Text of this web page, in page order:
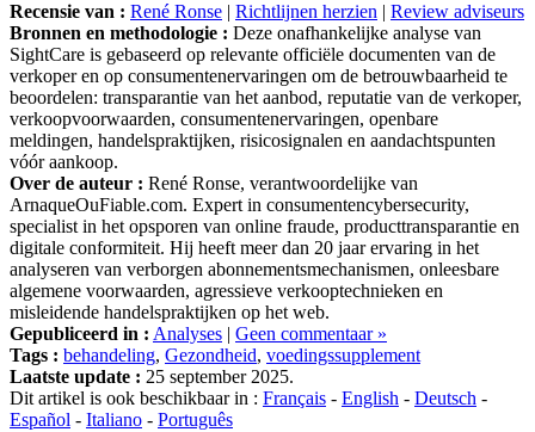
Recensie van : René Ronse | Richtlijnen herzien | Review adviseurs
Bronnen en methodologie : Deze onafhankelijke analyse van
SightCare is gebaseerd op relevante officiële documenten van de
verkoper en op consumentenervaringen om de betrouwbaarheid te
beoordelen: transparantie van het aanbod, reputatie van de verkoper,
verkoopvoorwaarden, consumentenervaringen, openbare
meldingen, handelspraktijken, risicosignalen en aandachtspunten
vóór aankoop.
Over de auteur : René Ronse, verantwoordelijke van
ArnaqueOuFiable.com. Expert in consumentencybersecurity,
specialist in het opsporen van online fraude, producttransparantie en
digitale conformiteit. Hij heeft meer dan 20 jaar ervaring in het
analyseren van verborgen abonnementsmechanismen, onleesbare
algemene voorwaarden, agressieve verkooptechnieken en
misleidende handelspraktijken op het web.
Gepubliceerd in : Analyses | Geen commentaar »
Tags : behandeling, Gezondheid, voedingssupplement
Laatste update : 25 september 2025.
Dit artikel is ook beschikbaar in : Français - English - Deutsch -
Español - Italiano - Português